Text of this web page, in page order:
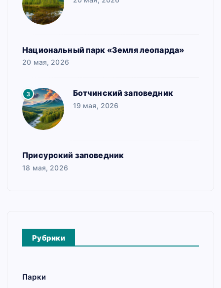
Национальный парк «Земля леопарда»
20 мая, 2026
3 Ботчинский заповедник
19 мая, 2026
Присурский заповедник
18 мая, 2026
Рубрики
Парки